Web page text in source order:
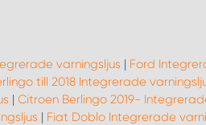
varningsljus | Ford
till 2018 Integrerade
| Citroen Berlingo 2019-
| Fiat Doblo Integrerade